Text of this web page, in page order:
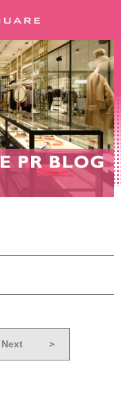
Next ＞